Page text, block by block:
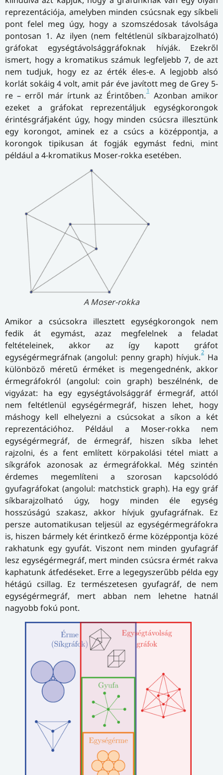
reprezentációja, amelyben minden csúcsnak egy síkbeli
pont felel meg úgy, hogy a szomszédosak távolsága
pontosan 1. Az ilyen (nem feltétlenül síkbarajzolható)
gráfokat egységtávolsággráfoknak hívják. Ezekről
ismert, hogy a kromatikus számuk legfeljebb 7, de azt
nem tudjuk, hogy ez az érték éles-e. A legjobb alsó
korlát sokáig 4 volt, amit pár éve javított meg de Grey 5-
re – erről már írtunk az Érintőben.1
Azonban amikor
ezeket a gráfokat reprezentáljuk egységkorongok
érintésgráfjaként úgy, hogy minden csúcsra illesztünk
egy korongot, aminek ez a csúcs a középpontja, a
korongok tipikusan át fogják egymást fedni, mint
például a 4-kromatikus Moser-rokka esetében.
A Moser-rokka
Amikor a csúcsokra illesztett egységkorongok nem
fedik át egymást, azaz megfelelnek a feladat
feltételeinek, akkor az így kapott gráfot
egységérmegráfnak (angolul: penny graph) hívjuk. 2 Ha
különböző méretű érméket is megengednénk, akkor
érmegráfokról (angolul: coin graph) beszélnénk, de
vigyázat: ha egy egységtávolsággráf érmegráf, attól
nem feltétlenül egységérmegráf, hiszen lehet, hogy
máshogy kell elhelyezni a csúcsokat a síkon a két
reprezentációhoz. Például a Moser-rokka nem
egységérmegráf, de érmegráf, hiszen síkba lehet
rajzolni, és a fent említett körpakolási tétel miatt a
síkgráfok azonosak az érmegráfokkal. Még szintén
érdemes megemlíteni a szorosan kapcsolódó
gyufagráfokat (angolul: matchstick graph). Ha egy gráf
síkbarajzolható úgy, hogy minden éle egység
hosszúságú szakasz, akkor hívjuk gyufagráfnak. Ez
persze automatikusan teljesül az egységérmegráfokra
is, hiszen bármely két érintkező érme középpontja közé
rakhatunk egy gyufát. Viszont nem minden gyufagráf
lesz egységérmegráf, mert minden csúcsra érmét rakva
kaphatunk átfedéseket. Erre a legegyszerűbb példa egy
hétágú csillag. Ez természetesen gyufagráf, de nem
egységérmegráf, mert abban nem lehetne hatnál
nagyobb fokú pont.